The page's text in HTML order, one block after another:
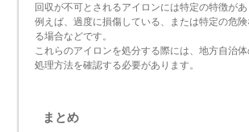
回収が不可とされるアイロンには特定の特徴があ
例えば、過度に損傷している、または特定の危
る場合などです。
これらのアイロンを処分する際には、地方自治
処理方法を確認する必要があります。
まとめ